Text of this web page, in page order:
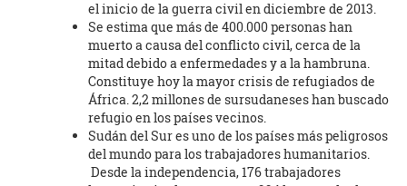
el inicio de la guerra civil en diciembre de 2013.
Se estima que más de 400.000 personas han
muerto a causa del conflicto civil, cerca de la
mitad debido a enfermedades y a la hambruna.
Constituye hoy la mayor crisis de refugiados de
África. 2,2 millones de sursudaneses han buscado
refugio en los países vecinos.
Sudán del Sur es uno de los países más peligrosos
del mundo para los trabajadores humanitarios.
Desde la independencia, 176 trabajadores